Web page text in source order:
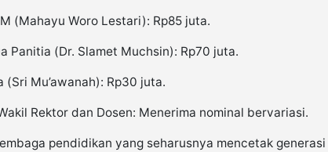
(Mahayu Woro Lestari): Rp85 juta.
Panitia (Dr. Slamet Muchsin): Rp70 juta.
(Sri Mu’awanah): Rp30 juta.
Rektor dan Dosen: Menerima nominal bervariasi.
pendidikan yang seharusnya mencetak generasi